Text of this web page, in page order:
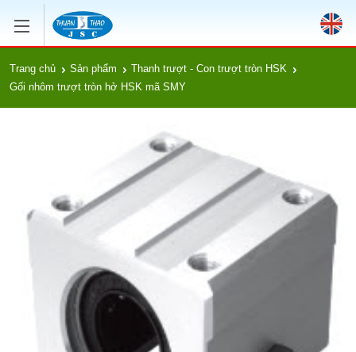
Trang chủ Sản phẩm
Thanh trượt - Con trượt tròn HSK
Gối nhôm trượt tròn hở HSK mã SMY